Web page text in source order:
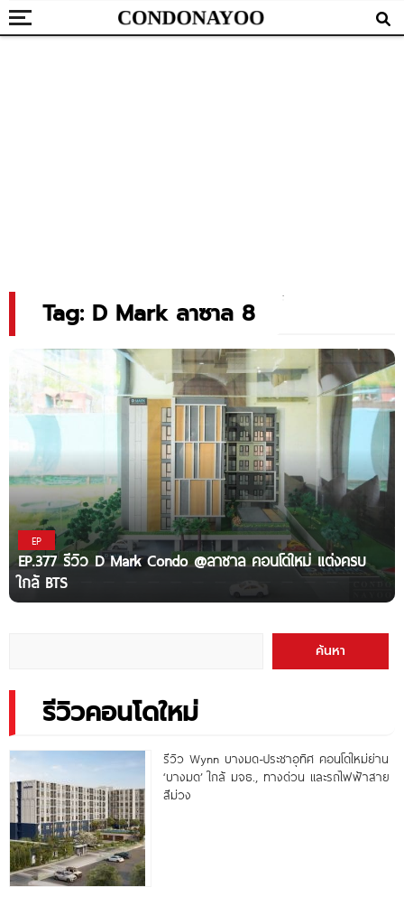
Tag: D Mark ลาซาล 8
EP
EP.377 รีวิว D Mark Condo @ลาซาล คอนโดใหม่ แต่งครบ
ใกล้ BTS
ค้นหา
รีวิวคอนโดใหม่
รีวิว Wynn บางมด-ประชาอุทิศ คอนโดใหม่ย่าน
‘บางมด’ ใกล้ มจธ., ทางด่วน และรถไฟฟ้าสาย
สีม่วง